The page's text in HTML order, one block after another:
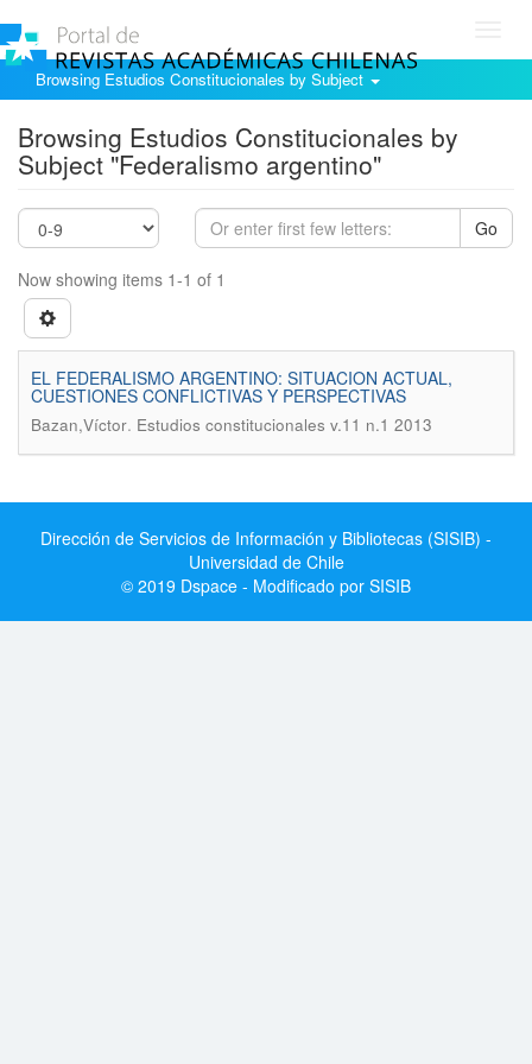
Browsing Estudios Constitucionales by Subject
Browsing Estudios Constitucionales by
Subject "Federalismo argentino"
Go
Now showing items 1-1 of 1
EL FEDERALISMO ARGENTINO: SITUACION ACTUAL,
CUESTIONES CONFLICTIVAS Y PERSPECTIVAS
Bazan,Víctor. Estudios constitucionales v.11 n.1 2013
Dirección de Servicios de Información y Bibliotecas (SISIB) -
Universidad de Chile
© 2019 Dspace - Modificado por SISIB